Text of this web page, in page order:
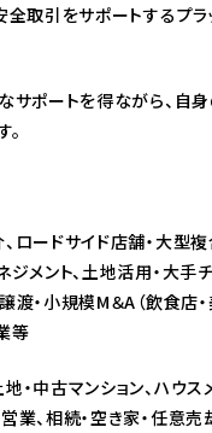
全取引をサポートするプラ
サポートを得ながら、自
ロードサイド店舗・大型
メント、土地活用・大手
渡・小規模M＆A（飲食店
等
中古マンション、ハウス
業、相続・空き家・任意売